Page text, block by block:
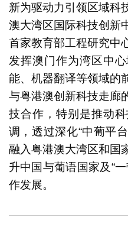
新为驱动力引领区域科
澳大湾区国际科技创新
首家教育部工程研究中
发挥澳门作为湾区中
能、机器翻译等领域的
与粤港澳创新科技走廊
技合作，特别是推动
调，透过深化“中葡平
融入粤港澳大湾区和国
升中国与葡语国家及“
作发展。